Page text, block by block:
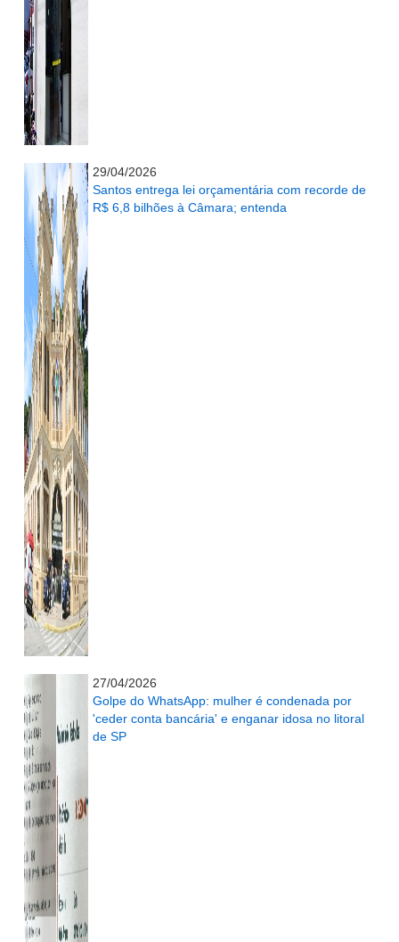
29/04/2026
Santos entrega lei orçamentária com recorde de
R$ 6,8 bilhões à Câmara; entenda
27/04/2026
Golpe do WhatsApp: mulher é condenada por
'ceder conta bancária' e enganar idosa no litoral
de SP